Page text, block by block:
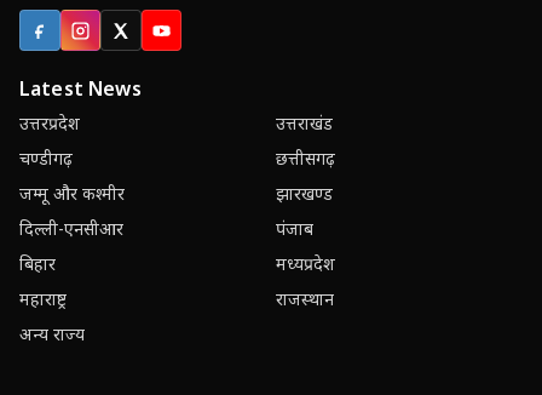
FacebookInstagram
X (Twitter)
YouTube
Latest News
उत्तरप्रदेश
उत्तराखंड
चण्डीगढ़
छत्तीसगढ़
जम्मू और कश्मीर
झारखण्ड
दिल्ली-एनसीआर
पंजाब
बिहार
मध्यप्रदेश
महाराष्ट्र
राजस्थान
अन्य राज्य